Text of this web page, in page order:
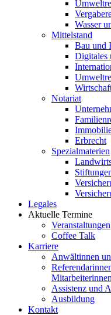
Wasser
Mittelstand
Bau und
Digitales
Notariat
Erbrecht
Spezialmaterien
Legales
Aktuelle Termine
Veranstaltungen
Coffee Talk
Karriere
Anwältinnen
Mitarbeiterinnen
Assistenz und
Ausbildung
Kontakt